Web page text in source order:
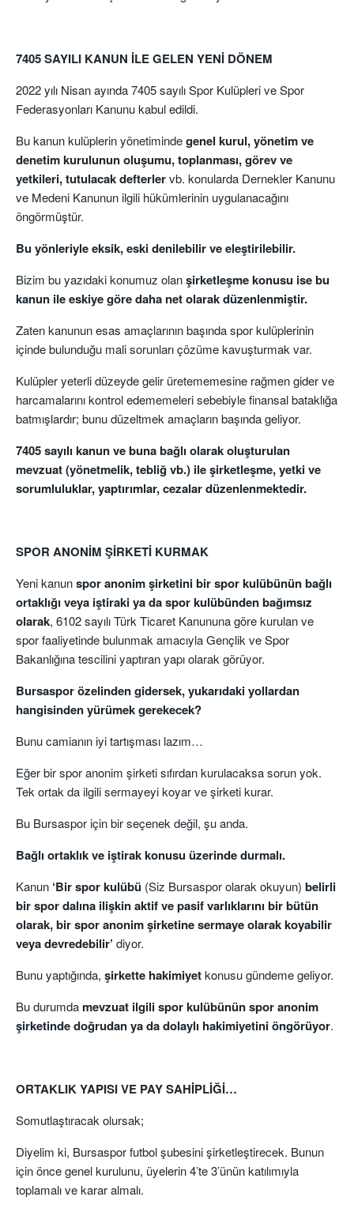
7405 SAYILI KANUN İLE GELEN YENİ DÖNEM
2022 yılı Nisan ayında 7405 sayılı Spor Kulüpleri ve Spor
Federasyonları Kanunu kabul edildi.
Bu kanun kulüplerin yönetimindegenel kurul, yönetim ve
denetim kurulunun oluşumu, toplanması, görev ve
yetkileri, tutulacak defterlervb. konularda Dernekler Kanunu
ve Medeni Kanunun ilgili hükümlerinin uygulanacağını
öngörmüştür.
Bu yönleriyle eksik, eski denilebilir ve eleştirilebilir.
Bizim bu yazıdaki konumuz olanşirketleşme konusu ise bu
kanun ile eskiye göre daha net olarak düzenlenmiştir.
Zaten kanunun esas amaçlarının başında spor kulüplerinin
içinde bulunduğu mali sorunları çözüme kavuşturmak var.
Kulüpler yeterli düzeyde gelir üretememesine rağmen gider ve
harcamalarını kontrol edememeleri sebebiyle finansal bataklığa
batmışlardır; bunu düzeltmek amaçların başında geliyor.
7405 sayılı kanun ve buna bağlı olarak oluşturulan
mevzuat (yönetmelik, tebliğ vb.) ile şirketleşme, yetki ve
sorumluluklar, yaptırımlar, cezalar düzenlenmektedir.
SPOR ANONİM ŞİRKETİ KURMAK
Yeni kanunspor anonim şirketini bir spor kulübünün bağlı
ortaklığı veya iştiraki ya da spor kulübünden bağımsız
olarak, 6102 sayılı Türk Ticaret Kanununa göre kurulan ve
spor faaliyetinde bulunmak amacıyla Gençlik ve Spor
Bakanlığına tescilini yaptıran yapı olarak görüyor.
Bursaspor özelinden gidersek, yukarıdaki yollardan
hangisinden yürümek gerekecek?
Bunu camianın iyi tartışması lazım…
Eğer bir spor anonim şirketi sıfırdan kurulacaksa sorun yok.
Tek ortak da ilgili sermayeyi koyar ve şirketi kurar.
Bu Bursaspor için bir seçenek değil, şu anda.
Bağlı ortaklık ve iştirak konusu üzerinde durmalı.
Kanun ‘Bir spor kulübü (Siz Bursaspor olarak okuyun) belirli
bir spor dalına ilişkin aktif ve pasif varlıklarını bir bütün
olarak, bir spor anonim şirketine sermaye olarak koyabilir
veya devredebilir’ diyor.
Bunu yaptığında, şirkette hakimiyetkonusu gündeme geliyor.
Bu durumdamevzuat ilgili spor kulübünün spor anonim
şirketinde doğrudan ya da dolaylı hakimiyetini öngörüyor.
ORTAKLIK YAPISI VE PAY SAHİPLİĞİ…
Somutlaştıracak olursak;
Diyelim ki, Bursaspor futbol şubesini şirketleştirecek. Bunun
için önce genel kurulunu, üyelerin 4’te 3’ünün katılımıyla
toplamalı ve karar almalı.